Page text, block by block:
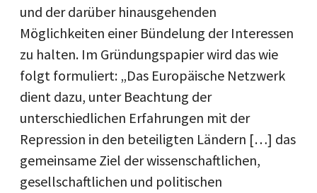
und der darüber hinausgehenden
Möglichkeiten einer Bündelung der Interessen
zu halten. Im Gründungspapier wird das wie
folgt formuliert: „Das Europäische Netzwerk
dient dazu, unter Beachtung der
unterschiedlichen Erfahrungen mit der
Repression in den beteiligten Ländern […] das
gemeinsame Ziel der wissenschaftlichen,
gesellschaftlichen und politischen